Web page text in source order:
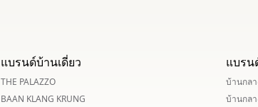
แบรนด์บ้านเดี่ยว
THE PALAZZO
BAAN KLANG KRUNG
แบรน
บ้านกลา
บ้านกลา